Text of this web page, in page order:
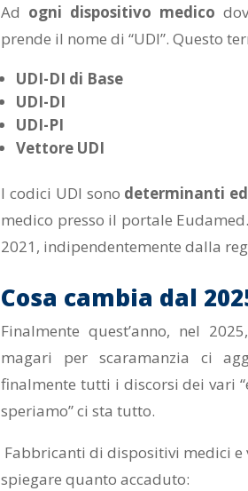
Ad ogni dispositivo medico
prende il nome di “UDI”. Questo
UDI-DI di Base
UDI-DI
UDI-PI
Vettore UDI
I codici UDI sono determinanti ed
medico presso il portale
2021, indipendentemente dalla
Cosa cambia dal
Finalmente quest’anno, nel
magari per scaramanzia ci
finalmente tutti i discorsi dei vari
speriamo” ci sta tutto.
Fabbricanti di dispositivi medici
spiegare quanto accaduto: